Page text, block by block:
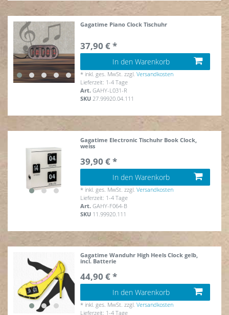
Gagatime Piano Clock Tischuhr
37,90 € *
In den Warenkorb
* inkl. ges. MwSt. zzgl.Versandkosten
Lieferzeit: 1-4 Tage
Art.GAHY-L031-R
SKU27.99920.04.111
Gagatime Electronic Tischuhr Book Clock,
weiss
39,90 € *
In den Warenkorb
* inkl. ges. MwSt. zzgl.Versandkosten
Lieferzeit: 1-4 Tage
Art.GAHY-F064-B
SKU 11.99920.111
Gagatime Wanduhr High Heels Clock gelb,
incl. Batterie
44,90 € *
In den Warenkorb
* inkl. ges. MwSt. zzgl.Versandkosten
Lieferzeit: 1-4 Tage